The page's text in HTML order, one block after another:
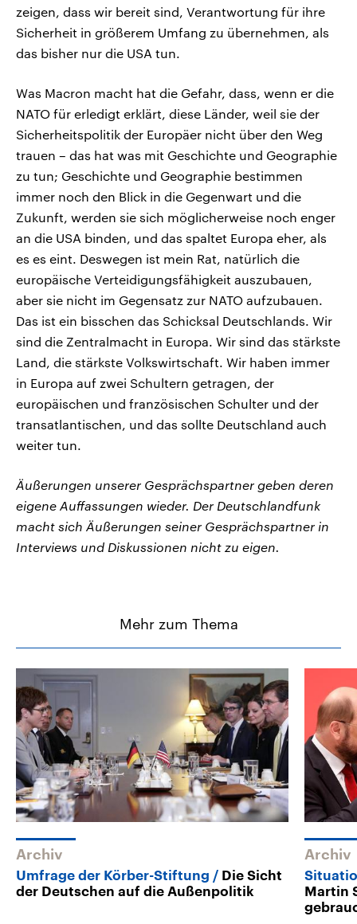
zeigen, dass wir bereit sind, Verantwortung für ihre
Sicherheit in größerem Umfang zu übernehmen, als
das bisher nur die USA tun.
Was Macron macht hat die Gefahr, dass, wenn er die
NATO für erledigt erklärt, diese Länder, weil sie der
Sicherheitspolitik der Europäer nicht über den Weg
trauen – das hat was mit Geschichte und Geographie
zu tun; Geschichte und Geographie bestimmen
immer noch den Blick in die Gegenwart und die
Zukunft, werden sie sich möglicherweise noch enger
an die USA binden, und das spaltet Europa eher, als
es es eint. Deswegen ist mein Rat, natürlich die
europäische Verteidigungsfähigkeit auszubauen,
aber sie nicht im Gegensatz zur NATO aufzubauen.
Das ist ein bisschen das Schicksal Deutschlands. Wir
sind die Zentralmacht in Europa. Wir sind das stärkste
Land, die stärkste Volkswirtschaft. Wir haben immer
in Europa auf zwei Schultern getragen, der
europäischen und französischen Schulter und der
transatlantischen, und das sollte Deutschland auch
weiter tun.
Äußerungen unserer Gesprächspartner geben deren
eigene Auffassungen wieder. Der Deutschlandfunk
macht sich Äußerungen seiner Gesprächspartner in
Interviews und Diskussionen nicht zu eigen.
Mehr zum Thema
Archiv
Umfrage der Körber-Stiftung
Die Sicht
der Deutschen auf die Außenpolitik
Archiv
Martin